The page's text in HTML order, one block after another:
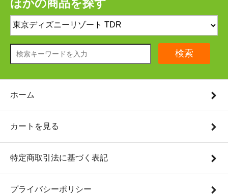
ほかの商品を探す
検索
ホーム
カートを見る
特定商取引法に基づく表記
プライバシーポリシー